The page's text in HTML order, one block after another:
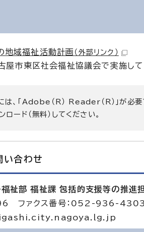
地域福祉活動計画 （外部リンク）
古屋市東区社会福祉協議会で実施し
、「Adobe（R） Reader（R）」が必
ロード（無料）してください。
い合わせ
祉部 福祉課 包括的支援等の推進
ファクス番号：052-936-4303